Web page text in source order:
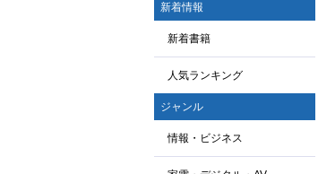
新着情報
新着書籍
人気ランキング
ジャンル
情報・ビジネス